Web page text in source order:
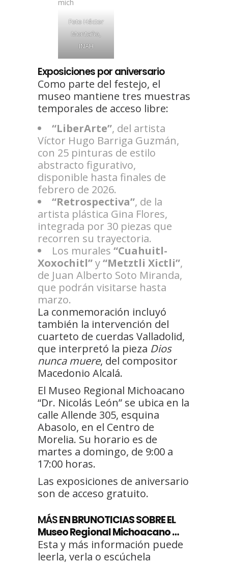
Foto Héctor
Montaño,
INAH
Exposiciones por aniversario
Como parte del festejo, el
museo mantiene tres muestras
temporales de acceso libre:
“LiberArte”, del artista
Víctor Hugo Barriga Guzmán,
con 25 pinturas de estilo
abstracto figurativo,
disponible hasta finales de
febrero de 2026.
“Retrospectiva”, de la
artista plástica Gina Flores,
integrada por 30 piezas que
recorren su trayectoria.
Los murales “Cuahuitl-
Xoxochitl”y“Metztli Xictli”,
de Juan Alberto Soto Miranda,
que podrán visitarse hasta
marzo.
La conmemoración incluyó
también la intervención del
cuarteto de cuerdas Valladolid,
que interpretó la pieza Dios
nunca muere, del compositor
Macedonio Alcalá.
El Museo Regional Michoacano
“Dr. Nicolás León” se ubica en la
calle Allende 305, esquina
Abasolo, en el Centro de
Morelia. Su horario es de
martes a domingo, de 9:00 a
17:00 horas.
Las exposiciones de aniversario
son de acceso gratuito.
MÁSEN BRUNOTICIAS SOBRE EL
Museo Regional Michoacano …
Esta y más información puede
leerla, verla o escúchela